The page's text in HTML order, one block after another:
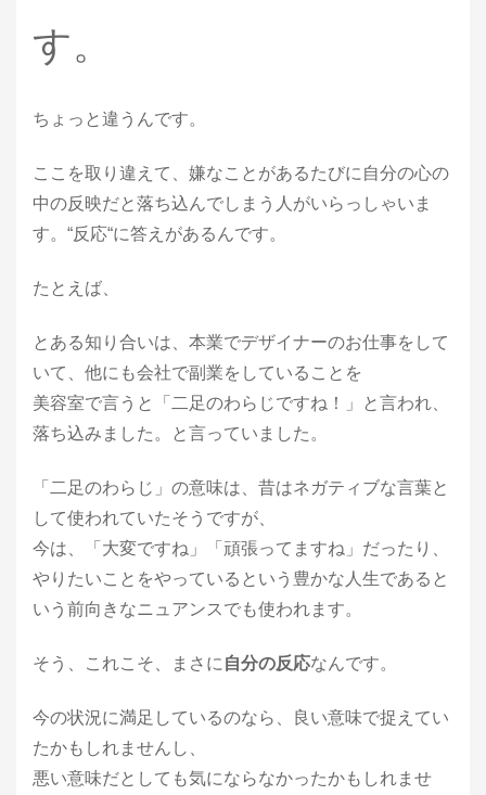
す。
ちょっと違うんです。
ここを取り違えて、嫌なことがあるたびに自分の心の
中の反映だと落ち込んでしまう人がいらっしゃいま
す。“反応“に答えがあるんです。
たとえば、
とある知り合いは、本業でデザイナーのお仕事をして
いて、他にも会社で副業をしていることを
美容室で言うと「二足のわらじですね！」と言われ、
落ち込みました。と言っていました。
「二足のわらじ」の意味は、昔はネガティブな言葉と
して使われていたそうですが、
今は、「大変ですね」「頑張ってますね」だったり、
やりたいことをやっているという豊かな人生であると
いう前向きなニュアンスでも使われます。
そう、これこそ、まさに 自分の反応なんです。
今の状況に満足しているのなら、良い意味で捉えてい
たかもしれませんし、
悪い意味だとしても気にならなかったかもしれませ